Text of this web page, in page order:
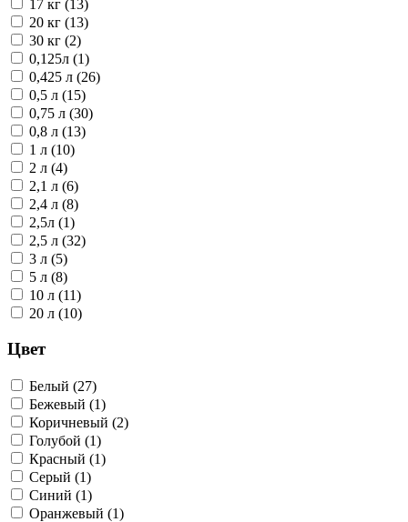
17 кг (13)
20 кг (13)
30 кг (2)
0,125л (1)
0,425 л (26)
0,5 л (15)
0,75 л (30)
0,8 л (13)
1 л (10)
2 л (4)
2,1 л (6)
2,4 л (8)
2,5л (1)
2,5 л (32)
3 л (5)
5 л (8)
10 л (11)
20 л (10)
Цвет
Белый (27)
Бежевый (1)
Коричневый (2)
Голубой (1)
Красный (1)
Серый (1)
Синий (1)
Оранжевый (1)